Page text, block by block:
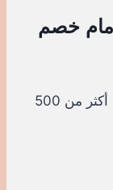
خصم
نفتخر بحصولنا على تقييمات 5 نجوم من أكثر من 500